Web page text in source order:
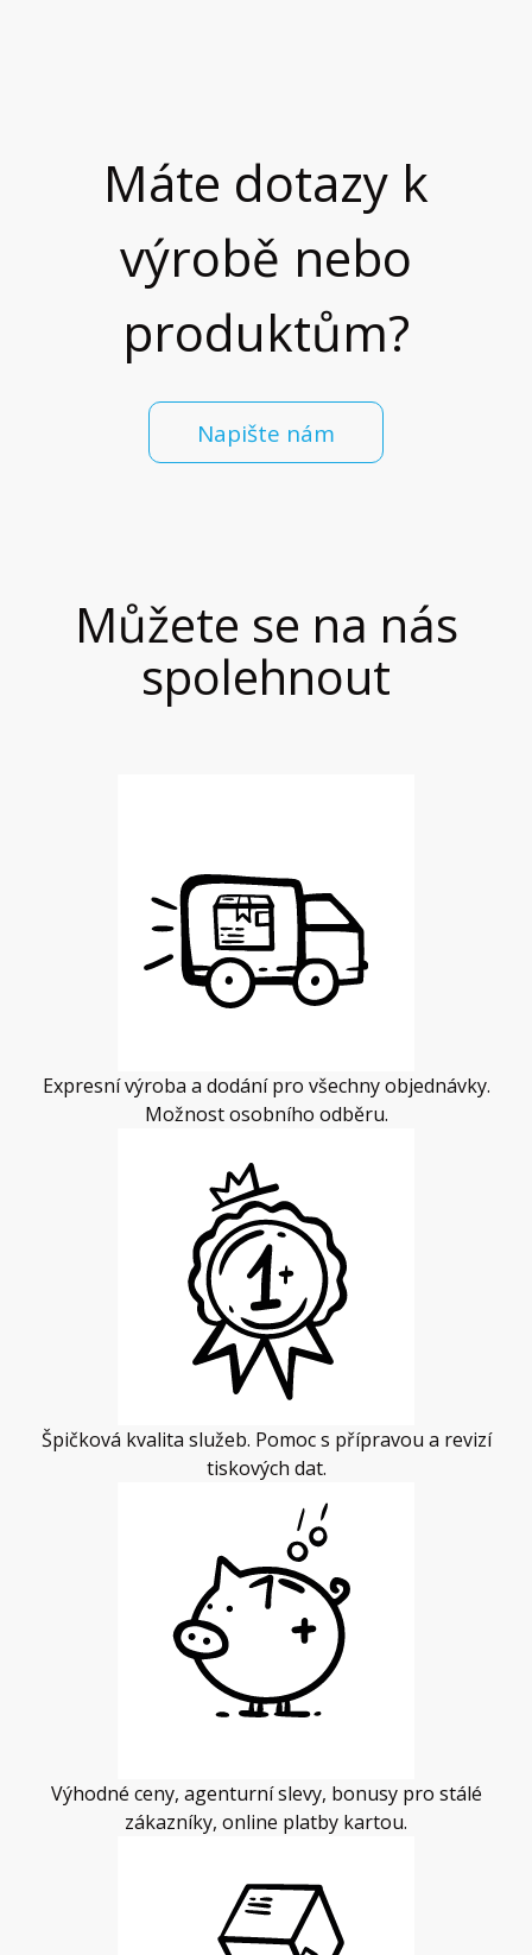
Máte dotazy k
výrobě nebo
produktům?
Napište nám
Můžete se na nás
spolehnout
Expresní výroba a dodání pro všechny objednávky.
Možnost osobního odběru.
Špičková kvalita služeb. Pomoc s přípravou a revizí
tiskových dat.
Výhodné ceny, agenturní slevy, bonusy pro stálé
zákazníky, online platby kartou.